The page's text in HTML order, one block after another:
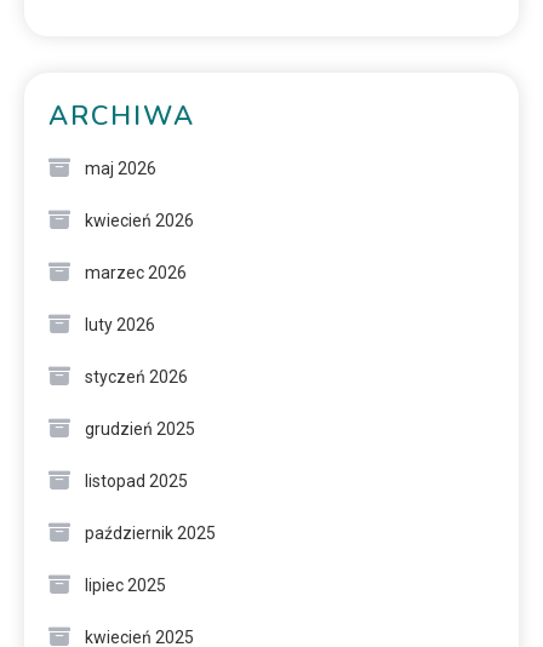
ARCHIWA
maj 2026
kwiecień 2026
marzec 2026
luty 2026
styczeń 2026
grudzień 2025
listopad 2025
październik 2025
lipiec 2025
kwiecień 2025